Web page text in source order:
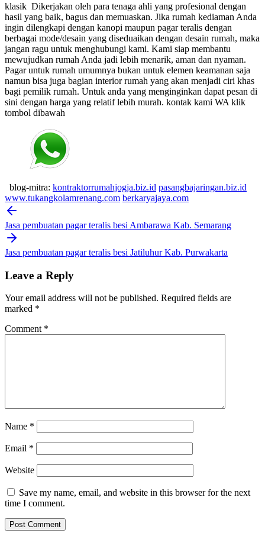
klasik Dikerjakan oleh para tenaga ahli yang profesional dengan
hasil yang baik, bagus dan memuaskan. Jika rumah kediaman Anda
ingin dilengkapi dengan kanopi maupun pagar teralis dengan
berbagai mode/desain yang diseduaikan dengan desain rumah, maka
jangan ragu untuk menghubungi kami. Kami siap membantu
mewujudkan rumah Anda jadi lebih menarik, aman dan nyaman.
Pagar untuk rumah umumnya bukan untuk elemen keamanan saja
namun bisa juga bagian interior rumah yang akan menjadi ciri khas
bagi pemilik rumah. Untuk anda yang menginginkan dapat pesan di
sini dengan harga yang relatif lebih murah. kontak kami WA klik
tombol dibawah
blog-mitra: kontraktorrumahjogja.biz.id pasangbajaringan.biz.id
www.tukangkolamrenang.com berkaryajaya.com
Post
navigation
Jasa pembuatan pagar teralis besi Ambarawa Kab. Semarang
Jasa pembuatan pagar teralis besi Jatiluhur Kab. Purwakarta
Leave a Reply
Your email address will not be published. Required fields are
marked *
Comment *
Name *
Email *
Website
Save my name, email, and website in this browser for the next
time I comment.